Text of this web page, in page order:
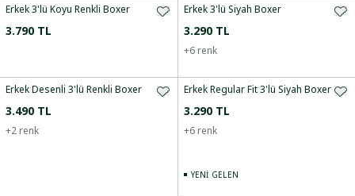
Erkek 3'lü Koyu Renkli Boxer
3.790 TL
Erkek 3'lü Siyah Boxer
3.290 TL
+6 renk
Erkek Desenli 3'lü Renkli Boxer
3.490 TL
+2 renk
Erkek Regular Fit 3'lü Siyah Boxer
3.290 TL
+6 renk
YENI GELEN